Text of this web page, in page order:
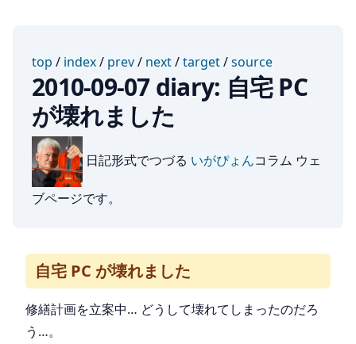
top / index/ prev/ next/target/source
2010-09-07 diary: 自宅 PC
が壊れました
日記形式でつづる いがぴょんコラム ウェ
ブページです。
自宅 PC が壊れました
修繕計画を立案中… どうして壊れてしまったのだろ
う…。